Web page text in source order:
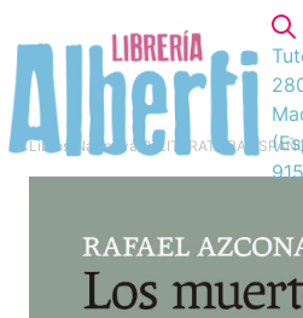
Libros Narrativa/ 8. LITERATURA